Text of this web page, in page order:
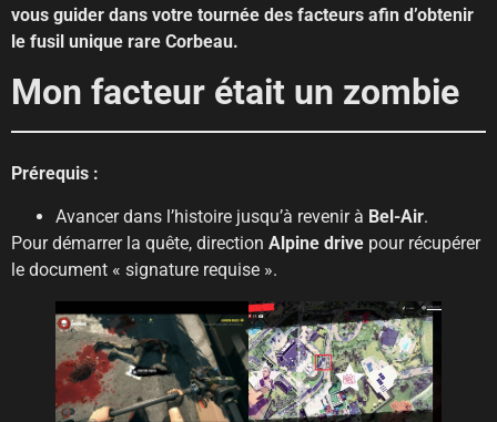
vous guider dans votre tournée des facteurs afin d’obtenir
le fusil unique rare Corbeau.
Mon facteur était un zombie
Prérequis :
Avancer dans l’histoire jusqu’à revenir à Bel-Air.
Pour démarrer la quête, direction Alpine drive pour récupérer
le document « signature requise ».